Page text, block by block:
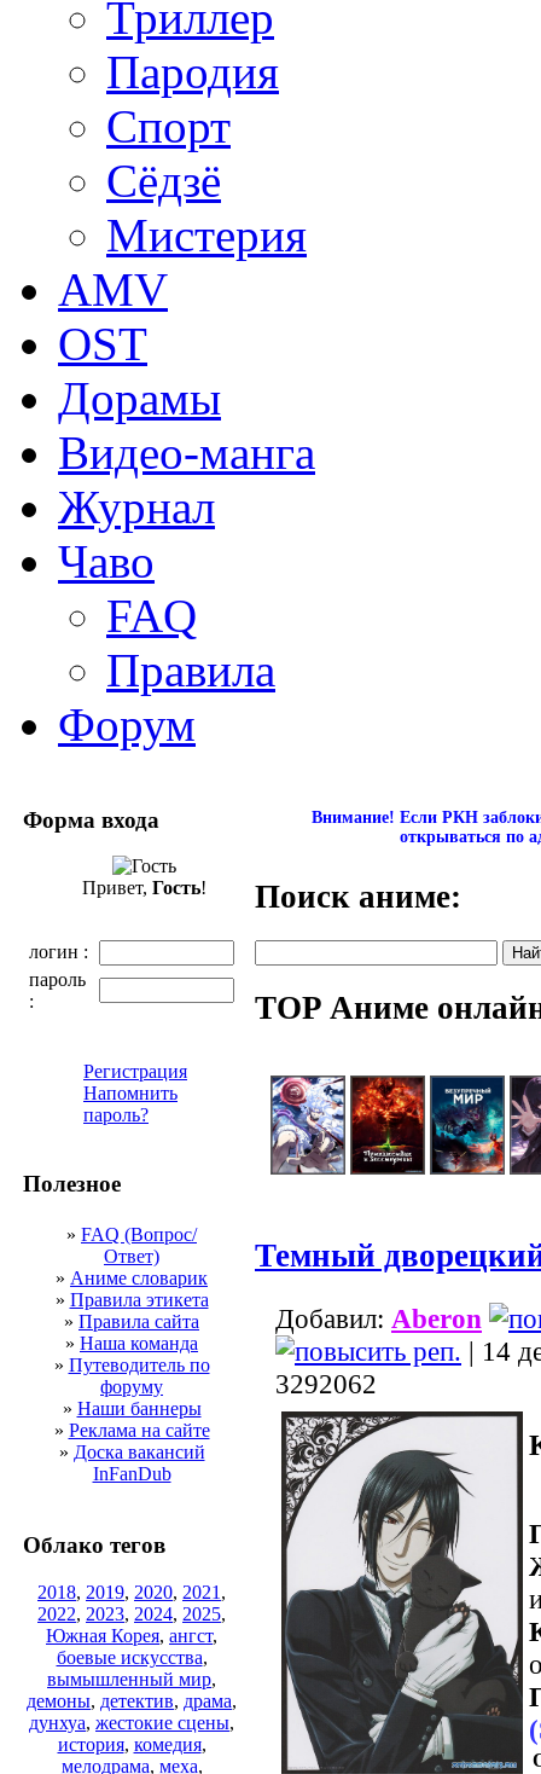
Триллер
Пародия
Спорт
Сёдзё
Мистерия
AMV
OST
Дорамы
Видео-манга
Журнал
Чаво
FAQ
Правила
Форум
Форма входа
Привет, Гость!
логин :
пароль
:
Регистрация
Напомнить
пароль?
Полезное
» FAQ (Вопрос/
Ответ)
» Аниме словарик
» Правила этикета
» Правила сайта
» Наша команда
» Путеводитель по
форуму
» Наши баннеры
» Реклама на сайте
» Доска вакансий
InFanDub
Облако тегов
2018, 2019, 2020, 2021 ,
2022, 2023, 2024, 2025,
Южная Корея, ангст,
боевые искусства,
вымышленный мир,
демоны, детектив, драма,
дунхуа, жестокие сцены,
история, комедия,
мелодрама, меха,
Внимание! Если РКН
открываться по
Поиск аниме:
TOP Аниме
Темный
Добавил: Aberon
| 14
3292062